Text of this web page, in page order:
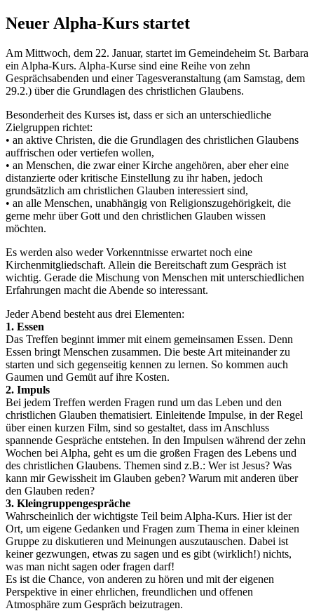
Neuer Alpha-Kurs startet
Am Mittwoch, dem 22. Januar, startet im Gemeindeheim St. Barbara
ein Alpha-Kurs. Alpha-Kurse sind eine Reihe von zehn
Gesprächsabenden und einer Tagesveranstaltung (am Samstag, dem
29.2.) über die Grundlagen des christlichen Glaubens.
Besonderheit des Kurses ist, dass er sich an unterschiedliche
Zielgruppen richtet:
• an aktive Christen, die die Grundlagen des christlichen Glaubens
auffrischen oder vertiefen wollen,
• an Menschen, die zwar einer Kirche angehören, aber eher eine
distanzierte oder kritische Einstellung zu ihr haben, jedoch
grundsätzlich am christlichen Glauben interessiert sind,
• an alle Menschen, unabhängig von Religionszugehörigkeit, die
gerne mehr über Gott und den christlichen Glauben wissen
möchten.
Es werden also weder Vorkenntnisse erwartet noch eine
Kirchenmitgliedschaft. Allein die Bereitschaft zum Gespräch ist
wichtig. Gerade die Mischung von Menschen mit unterschiedlichen
Erfahrungen macht die Abende so interessant.
Jeder Abend besteht aus drei Elementen:
1. Essen
Das Treffen beginnt immer mit einem gemeinsamen Essen. Denn
Essen bringt Menschen zusammen. Die beste Art miteinander zu
starten und sich gegenseitig kennen zu lernen. So kommen auch
Gaumen und Gemüt auf ihre Kosten.
2. Impuls
Bei jedem Treffen werden Fragen rund um das Leben und den
christlichen Glauben thematisiert. Einleitende Impulse, in der Regel
über einen kurzen Film, sind so gestaltet, dass im Anschluss
spannende Gespräche entstehen. In den Impulsen während der zehn
Wochen bei Alpha, geht es um die großen Fragen des Lebens und
des christlichen Glaubens. Themen sind z.B.: Wer ist Jesus? Was
kann mir Gewissheit im Glauben geben? Warum mit anderen über
den Glauben reden?
3. Kleingruppengespräche
Wahrscheinlich der wichtigste Teil beim Alpha-Kurs. Hier ist der
Ort, um eigene Gedanken und Fragen zum Thema in einer kleinen
Gruppe zu diskutieren und Meinungen auszutauschen. Dabei ist
keiner gezwungen, etwas zu sagen und es gibt (wirklich!) nichts,
was man nicht sagen oder fragen darf!
Es ist die Chance, von anderen zu hören und mit der eigenen
Perspektive in einer ehrlichen, freundlichen und offenen
Atmosphäre zum Gespräch beizutragen.